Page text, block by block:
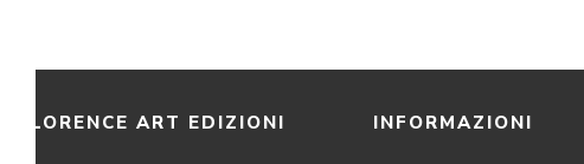
FLORENCE ART EDIZIONI INFORMAZIONI